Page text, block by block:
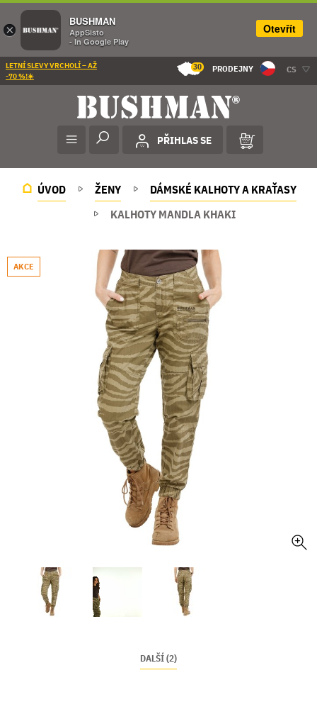
LETNÍ SLEVY VRCHOLÍ – AŽ
-70 %!☀️
30 PRODEJNY CS
PŘIHLAS SE
ÚVOD ŽENY
DÁMSKÉ KALHOTY A KRAŤASY
KALHOTY MANDLA KHAKI
AKCE
DALŠÍ (2)
×
BUSHMAN
AppSisto
- In Google Play
Otevřít